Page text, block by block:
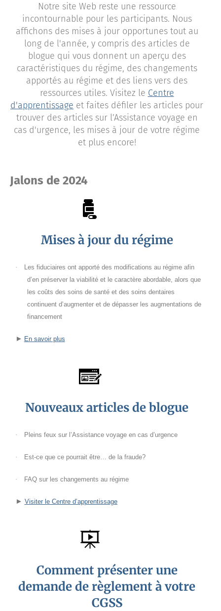
Notre site Web reste une ressource
incontournable pour les participants. Nous
affichons des mises à jour opportunes tout au
long de l'année, y compris des articles de
blogue qui vous donnent un aperçu des
caractéristiques du régime, des changements
apportés au régime et des liens vers des
ressources utiles. Visitez le Centre
d'apprentissage et faites défiler les articles pour
trouver des articles sur l’Assistance voyage en
cas d'urgence, les mises à jour de votre régime
et plus encore!
Jalons de 2024
Mises à jour du régime
·
Les fiduciaires ont apporté des modifications au régime afin
d’en préserver la viabilité et le caractère abordable, alors que
les coûts des soins de santé et des soins dentaires
continuent d’augmenter et de dépasser les augmentations de
financement
► En savoir plus
Nouveaux articles de blogue
· Pleins feux sur l’Assistance voyage en cas d’urgence
· Est-ce que ce pourrait être… de la fraude?
· FAQ sur les changements au régime
► Visiter le Centre d’apprentissage
Comment présenter une
demande de règlement à votre
CGSS